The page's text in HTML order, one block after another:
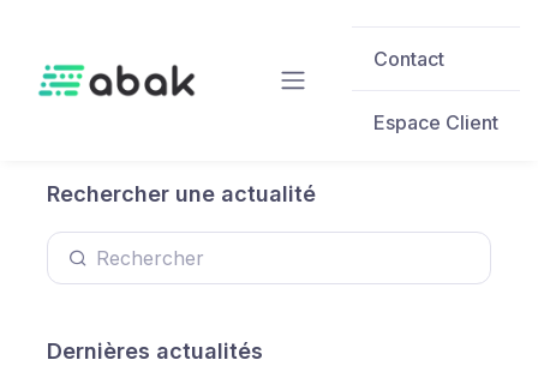
Contact
Espace Client
Rechercher une actualité
Dernières actualités